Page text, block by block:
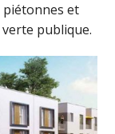
piétonnes et
verte publique.